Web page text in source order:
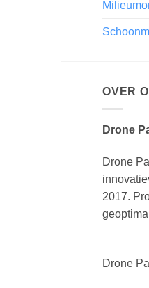
OVER
Drone
Drone
2017.
Drone